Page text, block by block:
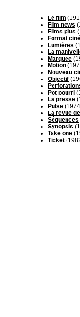
Le film
Film news
Films plus
Format
Lumières
La
Marquee
Motion
Nouveau
Objectif
Pot pourri
La presse
Pulse
La revue
Séquences
Synopsis
Take one
Ticket